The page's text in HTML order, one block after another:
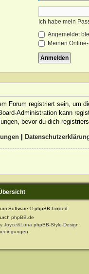
Ich habe mein
Angemeldet
Meinen
Forum registriert sein, um
Administration kann
bevor du dich
|
Software © phpBB Limited
phpBB.de
Joyce&Luna phpBB-Style-Design